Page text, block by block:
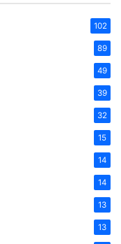
102
89
49
39
32
15
14
14
13
13